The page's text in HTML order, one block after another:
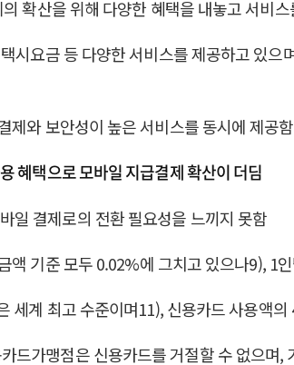
확산을 위해 다양한 혜택을 내놓고 서비
시요금 등 다양한 서비스를 제공하고 있
제와 보안성이 높은 서비스를 동시에 제공함
혜택으로 모바일 지급결제 확산이 더딤
일 결제로의 전환 필요성을 느끼지 못함
액 기준 모두 0.02%에 그치고 있으나9), 1
세계 최고 수준이며11), 신용카드 사용액
드가맹점은 신용카드를 거절할 수 없으며